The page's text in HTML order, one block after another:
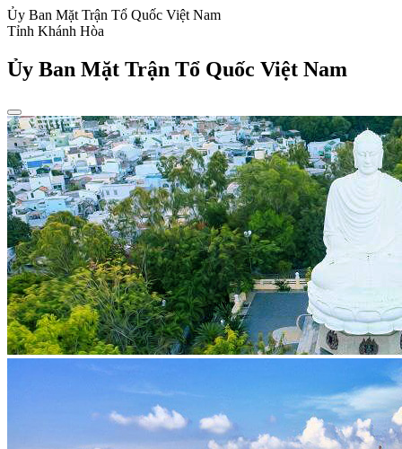
Ủy Ban Mặt Trận Tổ Quốc Việt Nam
Tỉnh Khánh Hòa
Ủy Ban Mặt Trận Tổ Quốc Việt Nam